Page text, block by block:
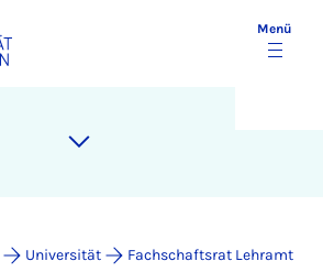
Menü
Universität
Fachschaftsrat Lehramt